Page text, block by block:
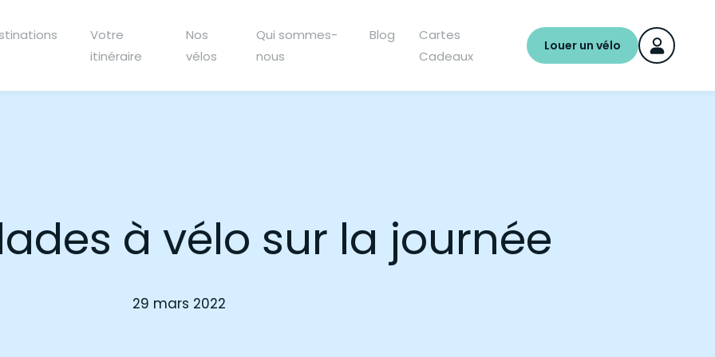
Votre
itinéraire
Nos
vélos
Qui sommes-
nous
Blog
Cartes
Cadeaux
Louer un vélo
à vélo sur la journée
29 mars 2022